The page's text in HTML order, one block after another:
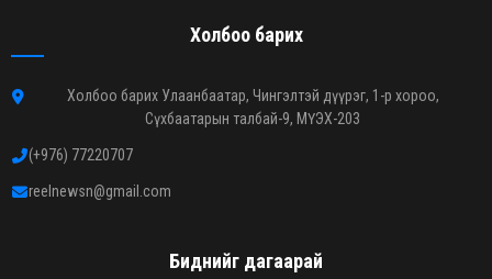
Холбоо барих
Холбоо барих Улаанбаатар, Чингэлтэй дүүрэг, 1-р хороо,
Сүхбаатарын талбай-9, МҮЭХ-203
(+976) 77220707
reelnewsn@gmail.com
Биднийг дагаарай